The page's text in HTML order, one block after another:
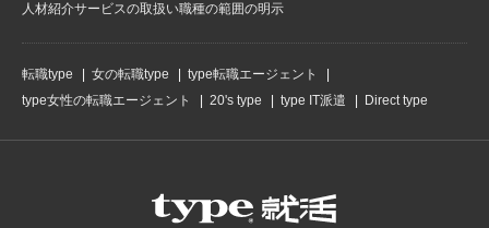
人材紹介サービスの取扱い職種の範囲の明示
転職type 女の転職type
type転職エージェント
type女性の転職エージェント
20's type type IT派遣 Direct type